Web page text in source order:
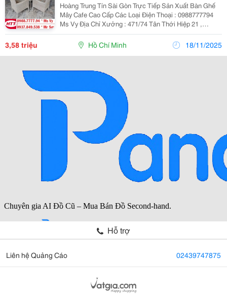
Hoàng Trung Tín Sài Gòn Trực Tiếp Sản Xuất Bàn Ghế
Mây Cafe Cao Cấp Các Loại Điện Thoại : 0988777794
Ms Vy Địa Chỉ Xưởng : 471/74 Tân Thới Hiệp 21 ,
Phường Tân Thới Hiệp , Quận 12
3,58 triệu Hồ Chí Minh 18/11/2025
Hỗ trợ
Liên hệ Quảng Cáo 02439747875